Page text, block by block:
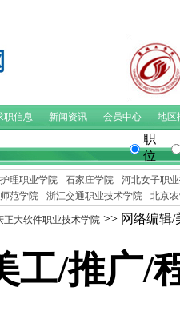
职信息 新闻资讯 会员中心 地区
职
位
理职业学院 石家庄学院
河北女子职
范学院 浙江交通职业技术学院 北京
正大软件职业技术学院 >> 网络编辑/
工/推广/